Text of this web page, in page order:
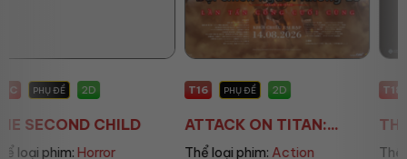
T16 PHỤ ĐỀ
ATTACK ON TITAN:...
Thể loại phim:Action
T18 PHỤ ĐỀ
THE EYES: ĐIỂM MÙ
Thể loại phim:Horror